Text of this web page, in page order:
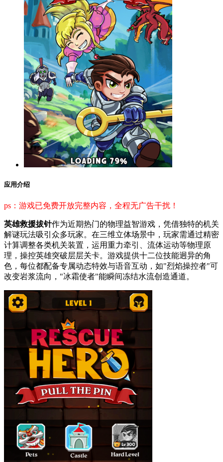
应用介绍
ps：游戏已免费开放完整内容，全程无广告干扰！
英雄救援拔针作为近期热门的物理益智游戏，凭借独特的机关
解谜玩法吸引众多玩家。在三维立体场景中，玩家需通过精密
计算调整各类机关装置，运用重力牵引、流体运动等物理原
理，操控英雄突破层层关卡。游戏提供十二位技能迥异的角
色，每位都配备专属动态特效与语音互动，如"烈焰操控者"可
改变岩浆流向，"冰霜使者"能瞬间冻结水流创造通道。